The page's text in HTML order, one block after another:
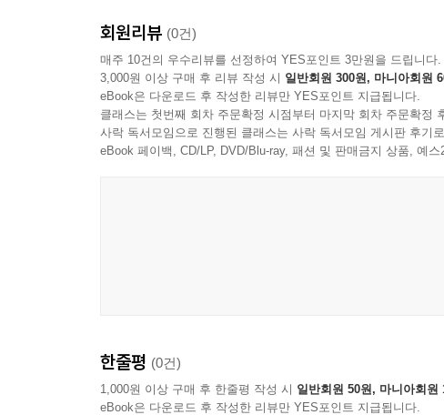
회원리뷰 (0건)
매주 10건의 우수리뷰를 선정하여 YES포인트 3만원을 드립니다.
3,000원 이상 구매 후 리뷰 작성 시 일반회원 300원, 마니아회원
eBook은 다운로드 후 작성한 리뷰만 YES포인트 지급됩니다.
클래스는 첫번째 회차 주문확정 시점부터 마지막 회차 주문확정
사락 독서모임으로 진행된 클래스는 사락 독서모임 게시판 후기
eBook 페이백, CD/LP, DVD/Blu-ray, 패션 및 판매금지 상품, 예
한줄평 (0건)
1,000원 이상 구매 후 한줄평 작성 시 일반회원 50원, 마니아회원
eBook은 다운로드 후 작성한 리뷰만 YES포인트 지급됩니다.